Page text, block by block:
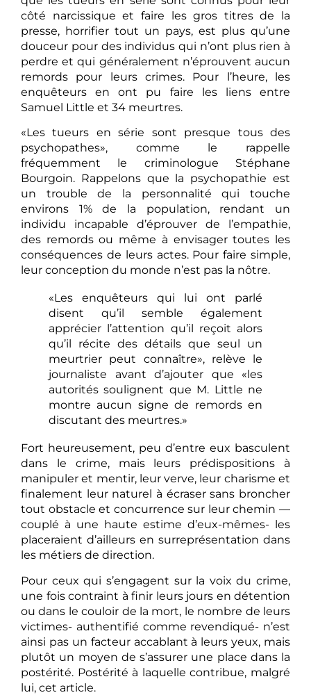
côté narcissique et faire les gros titres de la
presse, horrifier tout un pays, est plus qu’une
douceur pour des individus qui n’ont plus rien à
perdre et qui généralement n’éprouvent aucun
remords pour leurs crimes. Pour l’heure, les
enquêteurs en ont pu faire les liens entre
Samuel Little et 34 meurtres.
«Les tueurs en série sont presque tous des
psychopathes», comme le rappelle
fréquemment le criminologue Stéphane
Bourgoin. Rappelons que la psychopathie est
un trouble de la personnalité qui touche
environs 1% de la population, rendant un
individu incapable d’éprouver de l’empathie,
des remords ou même à envisager toutes les
conséquences de leurs actes. Pour faire simple,
leur conception du monde n’est pas la nôtre.
«Les enquêteurs qui lui ont parlé
disent qu’il semble également
apprécier l’attention qu’il reçoit alors
qu’il récite des détails que seul un
meurtrier peut connaître», relève le
journaliste avant d’ajouter que «les
autorités soulignent que M. Little ne
montre aucun signe de remords en
discutant des meurtres.»
Fort heureusement, peu d’entre eux basculent
dans le crime, mais leurs prédispositions à
manipuler et mentir, leur verve, leur charisme et
finalement leur naturel à écraser sans broncher
tout obstacle et concurrence sur leur chemin —
couplé à une haute estime d’eux-mêmes- les
placeraient d’ailleurs en surreprésentation dans
les métiers de direction.
Pour ceux qui s’engagent sur la voix du crime,
une fois contraint à finir leurs jours en détention
ou dans le couloir de la mort, le nombre de leurs
victimes- authentifié comme revendiqué- n’est
ainsi pas un facteur accablant à leurs yeux, mais
plutôt un moyen de s’assurer une place dans la
postérité. Postérité à laquelle contribue, malgré
lui, cet article.